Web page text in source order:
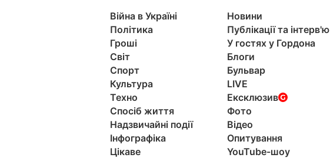
Війна в Україні
Політика
Гроші
Світ
Спорт
Культура
Техно
Спосіб життя
Надзвичайні події
Інфографіка
Цікаве
Новини
Публікації та інтерв'ю
У гостях у Гордона
Блоги
Бульвар
LIVE
Ексклюзив
Фото
Відео
Опитування
YouTube-шоу